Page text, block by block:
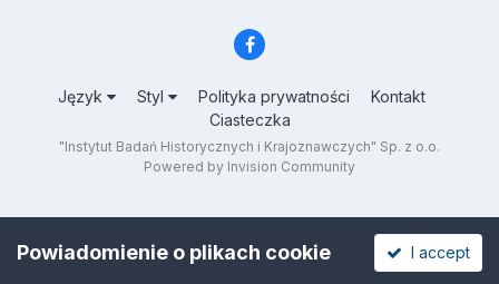
Język Styl Polityka prywatności
Kontakt
Ciasteczka
"Instytut Badań Historycznych i Krajoznawczych" Sp. z o.o.
Powered by Invision Community
Powiadomienie o plikach cookie I accept